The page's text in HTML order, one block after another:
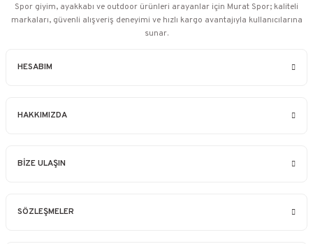
HESABIM
HAKKIMIZDA
BİZE ULAŞIN
SÖZLEŞMELER
Spor giyim, ayakkabı ve outdoor ürünleri arayanlar için Murat Spor; kaliteli
markaları, güvenli alışveriş deneyimi ve hızlı kargo avantajıyla kullanıcılarına
sunar.